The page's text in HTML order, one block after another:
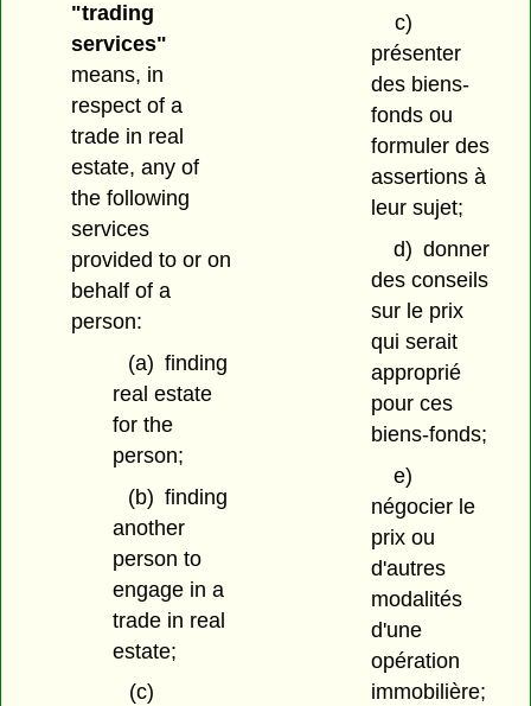
"trading
services"
means, in
respect of a
trade in real
estate, any of
the following
services
provided to or on
behalf of a
person:
(a) finding
real estate
for the
person;
(b) finding
another
person to
engage in a
trade in real
estate;
(c)
c)
présenter
des biens-
fonds ou
formuler des
assertions à
leur sujet;
d) donner
des conseils
sur le prix
qui serait
approprié
pour ces
biens-fonds;
e)
négocier le
prix ou
d'autres
modalités
d'une
opération
immobilière;